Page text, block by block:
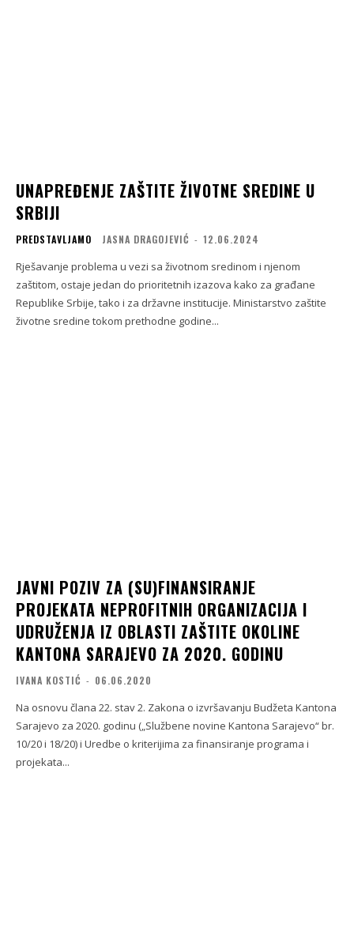
UNAPREĐENJE ZAŠTITE ŽIVOTNE SREDINE U
SRBIJI
PREDSTAVLJAMO JASNA DRAGOJEVIĆ - 12.06.2024
Rješavanje problema u vezi sa životnom sredinom i njenom
zaštitom, ostaje jedan do prioritetnih izazova kako za građane
Republike Srbije, tako i za državne institucije. Ministarstvo zaštite
životne sredine tokom prethodne godine...
JAVNI POZIV ZA (SU)FINANSIRANJE
PROJEKATA NEPROFITNIH ORGANIZACIJA I
UDRUŽENJA IZ OBLASTI ZAŠTITE OKOLINE
KANTONA SARAJEVO ZA 2020. GODINU
IVANA KOSTIĆ - 06.06.2020
Na osnovu člana 22. stav 2. Zakona o izvršavanju Budžeta Kantona
Sarajevo za 2020. godinu („Službene novine Kantona Sarajevo“ br.
10/20 i 18/20) i Uredbe o kriterijima za finansiranje programa i
projekata...